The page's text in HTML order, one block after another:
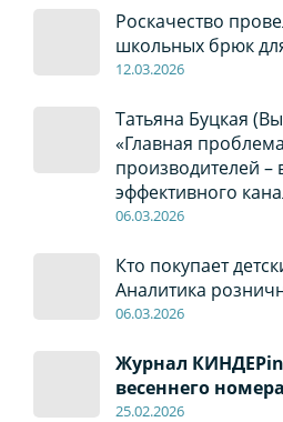
Роскачество
школьных брюк
12.03.2026
Татьяна Буцкая
«Главная
производителей –
эффективного
06.03.2026
Кто покупает
Аналитика
06.03.2026
Журнал
весеннего номера
25.02.2026